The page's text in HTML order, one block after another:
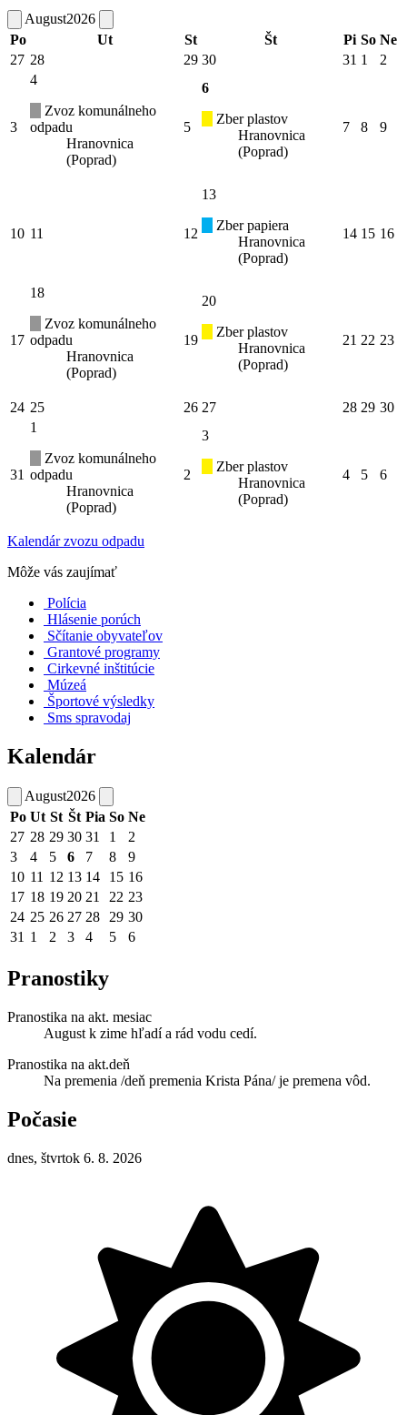
August2026
Po
Ut St Št Pi So Ne
27 28 29 30 31 1 2
3
4
Zvoz komunálneho
odpadu
Hranovnica
(Poprad)
5
6
Zber plastov
Hranovnica
(Poprad)
7 8 9
10 11 12
13
Zber papiera
Hranovnica
(Poprad)
14 15 16
17
18
Zvoz komunálneho
odpadu
Hranovnica
(Poprad)
19
20
Zber plastov
Hranovnica
(Poprad)
21 22 23
24 25 26 27 28 29 30
31
1
Zvoz komunálneho
odpadu
Hranovnica
(Poprad)
2
3
Zber plastov
Hranovnica
(Poprad)
4 5 6
Kalendár zvozu odpadu
Môže vás zaujímať
Polícia
Hlásenie porúch
Sčítanie obyvateľov
Grantové programy
Cirkevné inštitúcie
Múzeá
Športové výsledky
Sms spravodaj
Kalendár
August2026
Po Ut St Št Pia So Ne
27 28 29 30 31 1
2
3
4 5 6 7 8
9
10 11 12 13 14 15 16
17 18 19 20 21 22 23
24 25 26 27 28 29 30
31 1 2 3 4 5 6
Pranostiky
Pranostika na akt. mesiac
August k zime hľadí a rád vodu cedí.
Pranostika na akt.deň
Na premenia /deň premenia Krista Pána/ je premena vôd.
Počasie
dnes, štvrtok 6. 8. 2026